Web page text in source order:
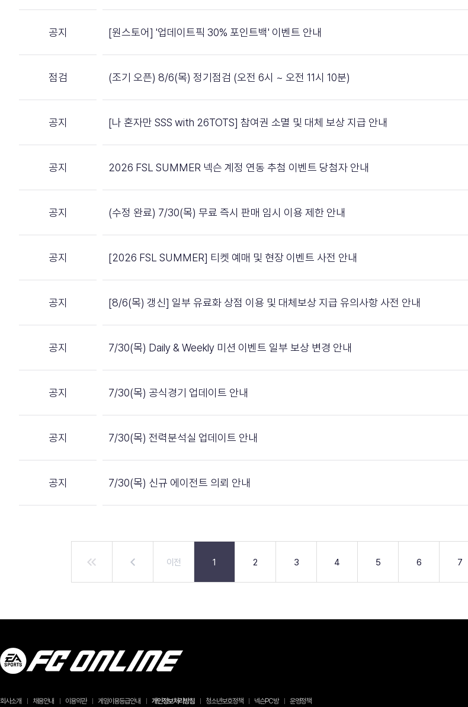
공지 [원스토어] '업데이트픽 30% 포인트백' 이벤트 안내
점검 (조기 오픈) 8/6(목) 정기점검 (오전 6시 ~ 오전 11시 10분)
공지 [나 혼자만 SSS with 26TOTS] 참여권 소멸 및 대체 보상 지급 안내
공지 2026 FSL SUMMER 넥슨 계정 연동 추첨 이벤트 당첨자 안내
공지 (수정 완료) 7/30(목) 무료 즉시 판매 임시 이용 제한 안내
공지 [2026 FSL SUMMER] 티켓 예매 및 현장 이벤트 사전 안내
공지 [8/6(목) 갱신] 일부 유료화 상점 이용 및 대체보상 지급 유의사항 사전 안내
공지 7/30(목) Daily & Weekly 미션 이벤트 일부 보상 변경 안내
공지 7/30(목) 공식경기 업데이트 안내
공지 7/30(목) 전력분석실 업데이트 안내
공지 7/30(목) 신규 에이전트 의뢰 안내
이전 1 2 3 4 5 6 7
회사소개 채용안내 이용약관 게임이용등급안내 개인정보처리방침 청소년보호정책 넥슨PC방 운영정책